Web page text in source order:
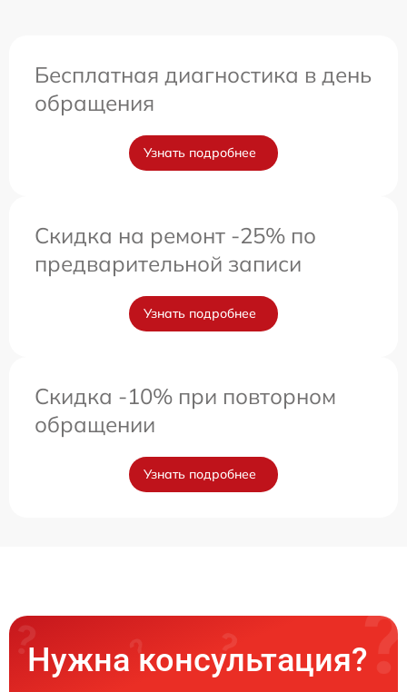
Бесплатная диагностика в день
обращения
Узнать подробнее
Скидка на ремонт -25% по
предварительной записи
Узнать подробнее
Скидка -10% при повторном
обращении
Узнать подробнее
Нужна консультация?